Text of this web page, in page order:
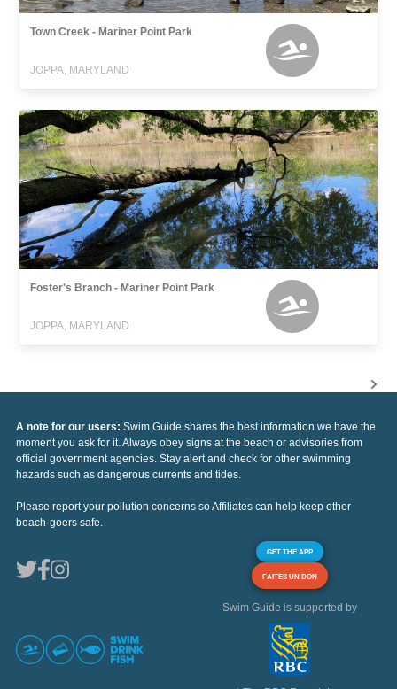
Town Creek - Mariner Point Park
JOPPA, MARYLAND
Foster's Branch - Mariner Point Park
JOPPA, MARYLAND
A note for our users: Swim Guide shares the best information we have the
moment you ask for it. Always obey signs at the beach or advisories from
official government agencies. Stay alert and check for other swimming
hazards such as dangerous currents and tides.
Please report your pollution concerns so Affiliates can help keep other
beach-goers safe.
GET THE APP
FAITES UN DON
Swim Guide is supported by